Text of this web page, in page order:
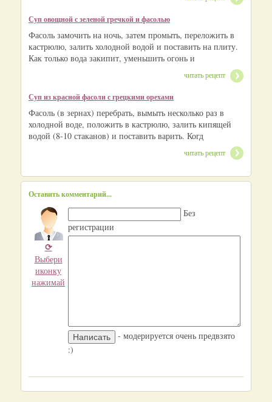
Суп овощной с зеленой гречкой и фасолью
Фасоль замочить на ночь, затем промыть, переложить в
кастрюлю, залить холодной водой и поставить на плиту.
Как только вода закипит, уменьшить огонь и
читать рецепт
Суп из красной фасоли с грецкими орехами
Фасоль (в зернах) перебрать, вымыть несколько раз в
холодной воде, положить в кастрюлю, залить кипящей
водой (8-10 стаканов) и поставить варить. Когд
читать рецепт
Оставить комментарий...
⟳
Выбери
иконку
нажимай
Без
регистрации
- модерируется очень предвзято
:)